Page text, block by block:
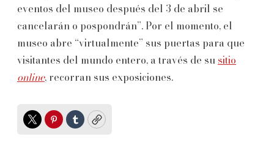
eventos del museo después del 3 de abril se
cancelarán o pospondrán”. Por el momento, el
museo abre “virtualmente” sus puertas para que
visitantes del mundo entero, a través de su sitio
online, recorran sus exposiciones.
TwitterPinterest
TumblrCopy